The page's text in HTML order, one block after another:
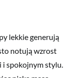
lekkie generują
notują wzrost
i spokojnym stylu.